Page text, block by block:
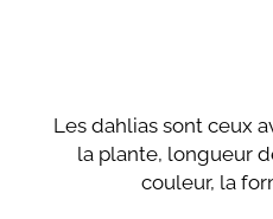
Les dahlias sont ceux
la plante, longueur
couleur, la